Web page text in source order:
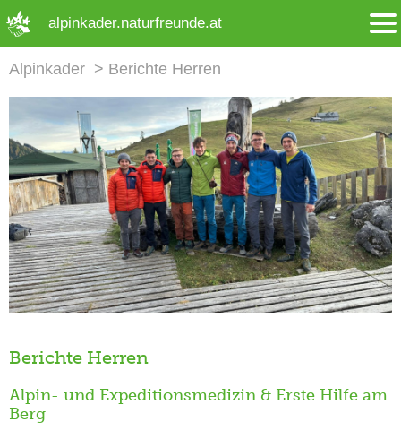
alpinkader.naturfreunde.at
Alpinkader Berichte Herren
Berichte Herren
Alpin- und Expeditionsmedizin & Erste Hilfe am
Berg